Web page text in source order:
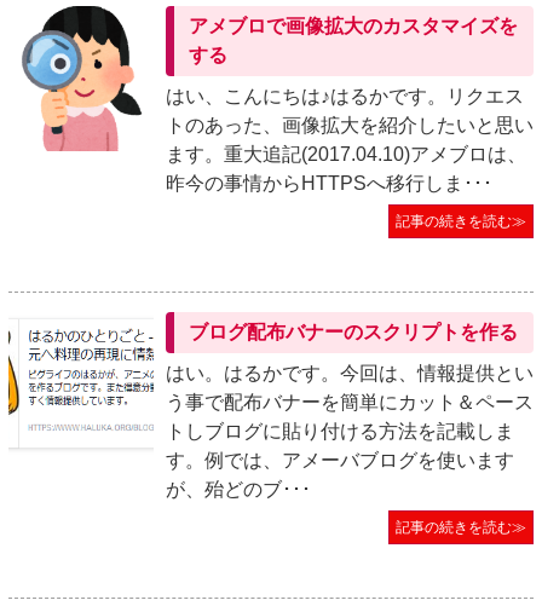
アメブロで画像拡大のカスタマイズを
する
はい、こんにちは♪はるかです。リクエス
トのあった、画像拡大を紹介したいと思い
ます。重大追記(2017.04.10)アメブロは、
昨今の事情からHTTPSへ移行しま･･･
記事の続きを読む≫
ブログ配布バナーのスクリプトを作る
はい。はるかです。今回は、情報提供とい
う事で配布バナーを簡単にカット＆ペース
トしブログに貼り付ける方法を記載しま
す。例では、アメーバブログを使います
が、殆どのブ･･･
記事の続きを読む≫